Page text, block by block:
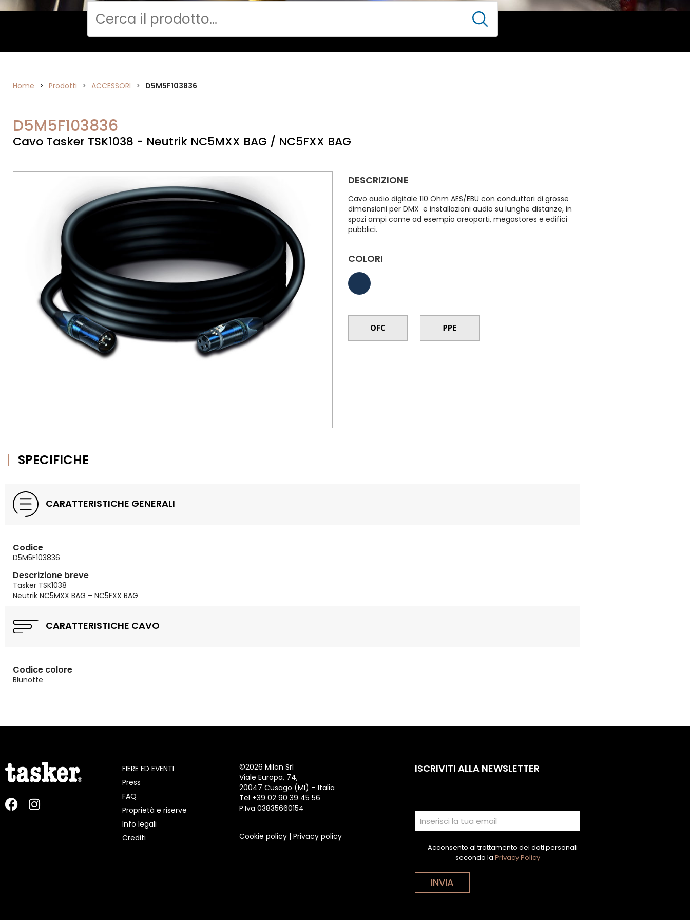
ACCESSORI
Cerca
Home > Prodotti > ACCESSORI > D5M5F103836
D5M5F103836
Cavo Tasker TSK1038 - Neutrik NC5MXX BAG / NC5FXX BAG
DESCRIZIONE
Cavo audio digitale 110 Ohm AES/EBU con conduttori di grosse
dimensioni per DMX e installazioni audio su lunghe distanze, in
spazi ampi come ad esempio areoporti, megastores e edifici
pubblici.
COLORI
SPECIFICHE
CARATTERISTICHE GENERALI
Codice
D5M5F103836
Descrizione breve
Tasker TSK1038
Neutrik NC5MXX BAG – NC5FXX BAG
CARATTERISTICHE CAVO
Codice colore
Blunotte
FIERE ED EVENTI
Press
FAQ
Proprietà e riserve
Info legali
Crediti
©2026 Milan Srl
Viale Europa, 74,
20047 Cusago (MI) – Italia
Tel +39 02 90 39 45 56
P.Iva 03835660154
Cookie policy | Privacy policy
ISCRIVITI ALLA NEWSLETTER
Acconsento al trattamento dei dati personali
secondo la Privacy Policy
INVIA